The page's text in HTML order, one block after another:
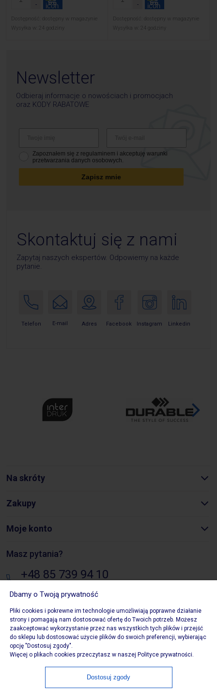
Dostępność:
dostępny w magazynie
Wysyłka w:
24 godziny
Dostępność:
dostępny w magazynie
Wysyłka w:
24 godziny
Newsletter
Odbieraj informacje o nowościach i promocjach
oraz KODY RABATOWE
Zapoznałem się z regulaminem i akceptuję warunki
przetwarzania danych osobowych.
Zapisz mnie
Skontaktuj się z nami
Zapytaj naszych ekspertów. Odpowiemy na każde
pytanie.
Telefon E-mail Adres Facebook Instagram Linkedin
Na skróty
Zakupy
Moje konto
Masz pytania?
+48 85 739 94 10
Składowa 10, 15-399 Białystok
Copytight 2020 Biurowezakupy24. Wszystkie prawa
zastrzeżone. Właścicielem serwisu jest Biurowezakupy24,
Dbamy o Twoją prywatność
Pliki cookies i pokrewne im technologie umożliwiają poprawne działanie
strony i pomagają nam dostosować ofertę do Twoich potrzeb. Możesz
zaakceptować wykorzystanie przez nas wszystkich tych plików i przejść
do sklepu lub dostosować użycie plików do swoich preferencji, wybierając
opcję "Dostosuj zgody".
Więcej o plikach cookies przeczytasz w naszej Polityce prywatności.
Dostosuj zgody